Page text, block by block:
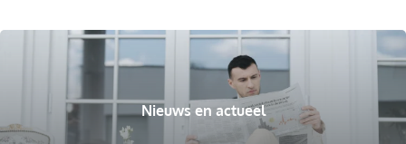
Nieuws en actueel